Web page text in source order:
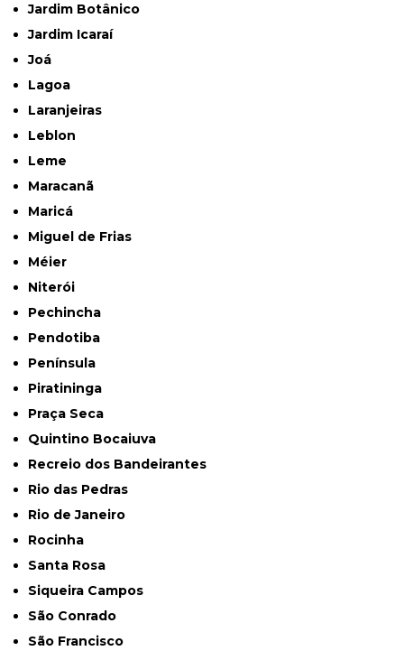
Jardim Botânico
Jardim Icaraí
Joá
Lagoa
Laranjeiras
Leblon
Leme
Maracanã
Maricá
Miguel de Frias
Méier
Niterói
Pechincha
Pendotiba
Península
Piratininga
Praça Seca
Quintino Bocaiuva
Recreio dos Bandeirantes
Rio das Pedras
Rio de Janeiro
Rocinha
Santa Rosa
Siqueira Campos
São Conrado
São Francisco